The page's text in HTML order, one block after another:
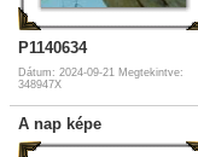
P1140634
Dátum: 2024-09-21 Megtekintve:
348947X
A nap képe